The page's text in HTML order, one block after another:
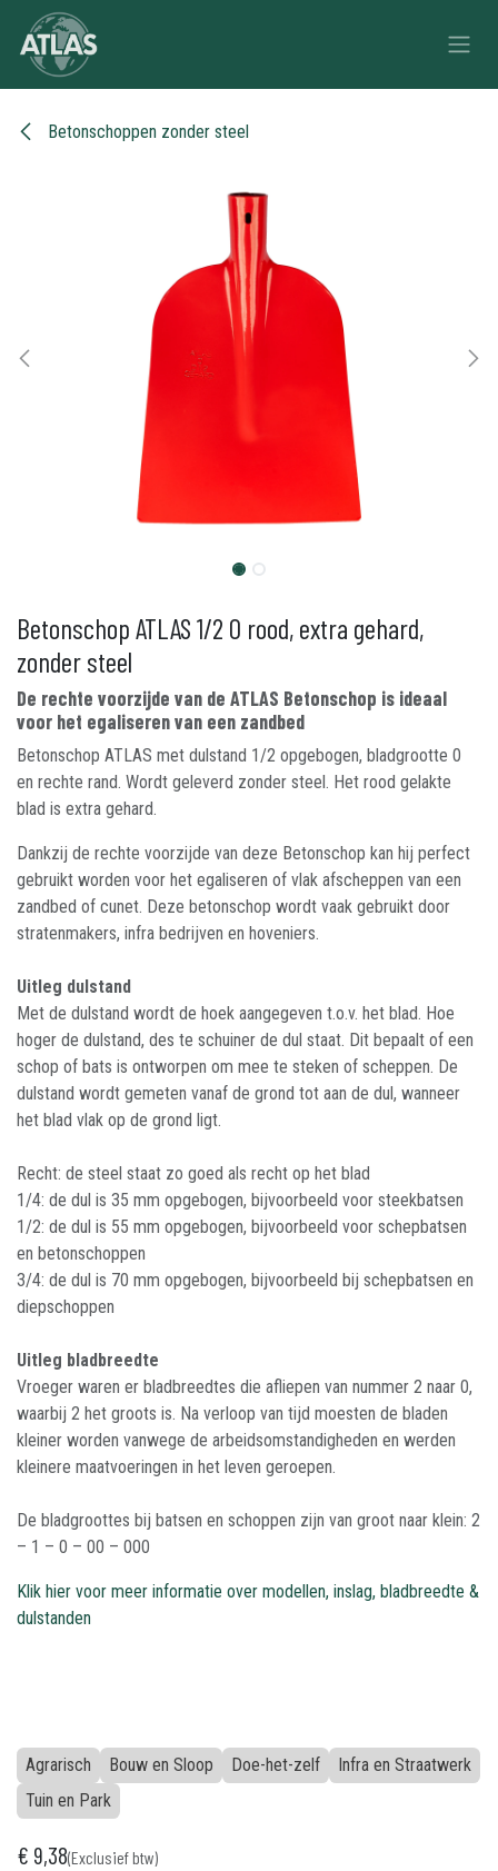
Overslaan naar inhoud
Betonschoppen zonder steel
Betonschop ATLAS 1/2 0 rood, extra gehard,
zonder steel
De rechte voorzijde van de ATLAS Betonschop is ideaal
voor het egaliseren van een zandbed
Betonschop ATLAS met dulstand 1/2 opgebogen, bladgrootte 0
en rechte rand. Wordt geleverd zonder steel. Het rood gelakte
blad is extra gehard.
Dankzij de rechte voorzijde van deze Betonschop kan hij perfect
gebruikt worden voor het egaliseren of vlak afscheppen van een
zandbed of cunet. Deze betonschop wordt vaak gebruikt door
stratenmakers, infra bedrijven en hoveniers.
Uitleg dulstand
Met de dulstand wordt de hoek aangegeven t.o.v. het blad. Hoe
hoger de dulstand, des te schuiner de dul staat. Dit bepaalt of een
schop of bats is ontworpen om mee te steken of scheppen. De
dulstand wordt gemeten vanaf de grond tot aan de dul, wanneer
het blad vlak op de grond ligt.
Recht: de steel staat zo goed als recht op het blad
1/4: de dul is 35 mm opgebogen, bijvoorbeeld voor steekbatsen
1/2: de dul is 55 mm opgebogen, bijvoorbeeld voor schepbatsen
en betonschoppen
3/4: de dul is 70 mm opgebogen, bijvoorbeeld bij schepbatsen en
diepschoppen
Uitleg bladbreedte
Vroeger waren er bladbreedtes die afliepen van nummer 2 naar 0,
waarbij 2 het groots is. Na verloop van tijd moesten de bladen
kleiner worden vanwege de arbeidsomstandigheden en werden
kleinere maatvoeringen in het leven geroepen.
De bladgroottes bij batsen en schoppen zijn van groot naar klein: 2
– 1 – 0 – 00 – 000
Klik hier voor meer informatie over modellen, inslag, bladbreedte &
dulstanden
Agrarisch Bouw en Sloop Doe-het-zelf
Infra en Straatwerk
Tuin en Park
€ 9,38(Exclusief btw)